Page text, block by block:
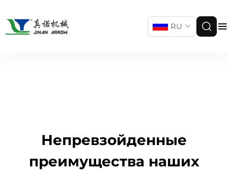
RU
Непревзойденные
преимущества наших